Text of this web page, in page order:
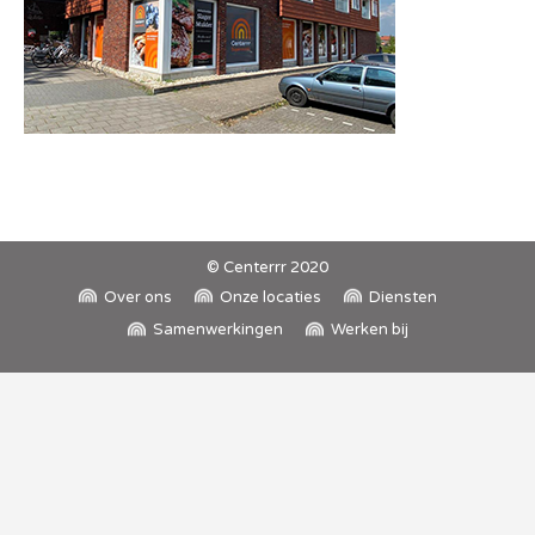
© Centerrr 2020
Over ons
Onze locaties
Diensten
Samenwerkingen
Werken bij